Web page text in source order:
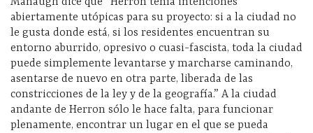
abiertamente utópicas para su proyecto: si a la ciudad no
le gusta donde está, si los residentes encuentran su
entorno aburrido, opresivo o cuasi-fascista, toda la ciudad
puede simplemente levantarse y marcharse caminando,
asentarse de nuevo en otra parte, liberada de las
constricciones de la ley y de la geografía.” A la ciudad
andante de Herron sólo le hace falta, para funcionar
plenamente, encontrar un lugar en el que se pueda